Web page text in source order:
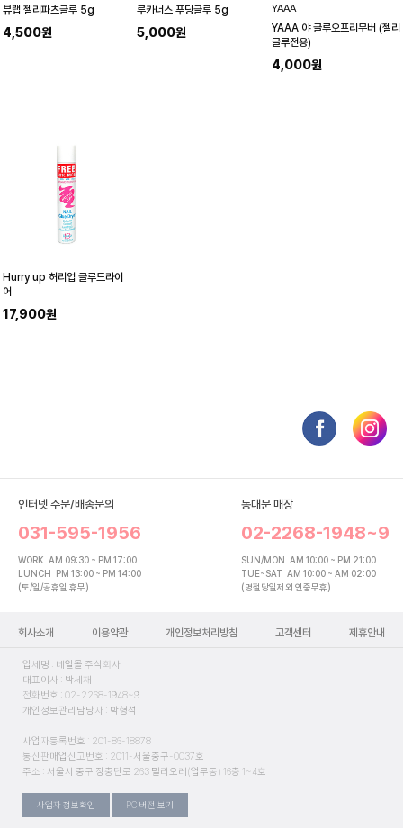
뷰랩 젤리파츠글루 5g
4,500원
루카너스 푸딩글루 5g
5,000원
YAAA
YAAA 야 글루오프리무버 (젤리
글루전용)
4,000원
Hurry up 허리업 글루드라이
어
17,900원
인터넷 주문/배송문의
031-595-1956
WORK AM 09:30 ~ PM 17:00
LUNCH PM 13:00 ~ PM 14:00
(토/일/공휴일 휴무)
동대문 매장
02-2268-1948~9
SUN/MON AM 10:00 ~ PM 21:00
TUE~SAT AM 10:00 ~ AM 02:00
(명절당일제외 연중무휴)
회사소개 이용약관 개인정보처리방침 고객센터 제휴안내
업체명 : 네일몰 주식회사
대표이사 : 박세재
전화번호 : 02-2268-1948~9
개인정보관리담당자 : 박형석
사업자등록번호 : 201-86-18878
통신판매업신고번호 : 2011-서울중구-0037호
주소 : 서울시 중구 장충단로 263 밀리오레(업무동) 16층 1~4호
사업자 정보확인 PC 버전 보기